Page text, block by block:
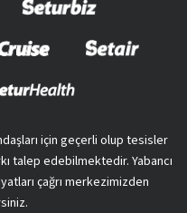
için geçerli olup tesisler
talep edebilmektedir. Yabancı
çağrı merkezimizden